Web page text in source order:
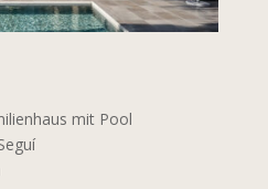
mit Pool